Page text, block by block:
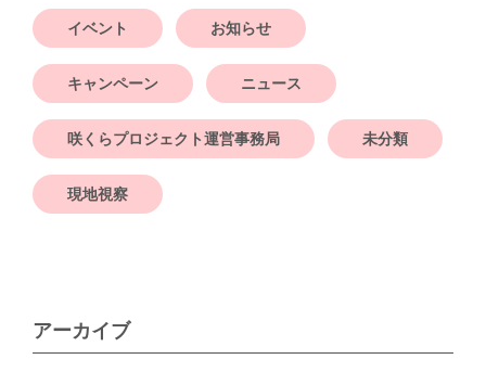
イベント お知らせ
キャンペーン ニュース
咲くらプロジェクト運営事務局 未分類
現地視察
アーカイブ